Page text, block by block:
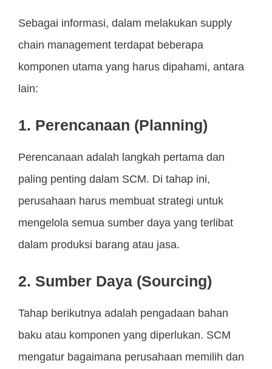
Sebagai informasi, dalam melakukan supply
chain management terdapat beberapa
komponen utama yang harus dipahami, antara
lain:
1. Perencanaan (Planning)
Perencanaan adalah langkah pertama dan
paling penting dalam SCM. Di tahap ini,
perusahaan harus membuat strategi untuk
mengelola semua sumber daya yang terlibat
dalam produksi barang atau jasa.
2. Sumber Daya (Sourcing)
Tahap berikutnya adalah pengadaan bahan
baku atau komponen yang diperlukan. SCM
mengatur bagaimana perusahaan memilih dan